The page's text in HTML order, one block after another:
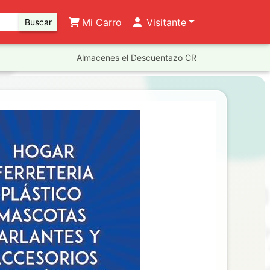
Buscar Mi Carro Visitante
Almacenes el Descuentazo CR